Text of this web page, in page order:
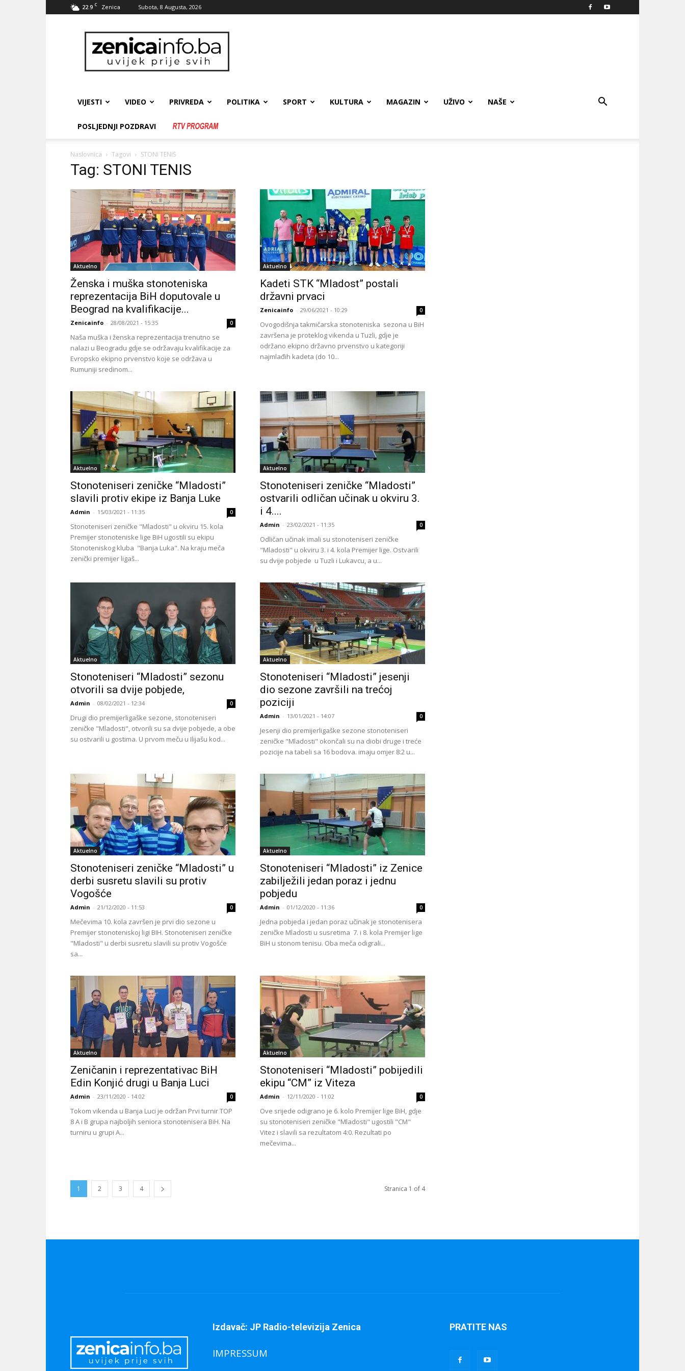
22.9 C Zenica Subota, 8 Augusta, 2026
zenicainfo.ba
VIJESTI VIDEO PRIVREDA POLITIKA SPORT KULTURA MAGAZIN UŽIVO NAŠE
POSLJEDNJI POZDRAVI
Naslovnica Tagovi STONI TENIS
Tag: STONI TENIS
Aktuelno
Ženska i muška stonoteniska
reprezentacija BiH doputovale u
Beograd na kvalifikacije...
Zenicainfo - 28/08/2021 - 15:35 0
Naša muška i ženska reprezentacija trenutno se
nalazi u Beogradu gdje se održavaju kvalifikacije za
Evropsko ekipno prvenstvo koje se održava u
Rumuniji sredinom...
Aktuelno
Kadeti STK “Mladost” postali
državni prvaci
Zenicainfo - 29/06/2021 - 10:29 0
Ovogodišnja takmičarska stonoteniska sezona u BiH
završena je proteklog vikenda u Tuzli, gdje je
održano ekipno državno prvenstvo u kategoriji
najmlađih kadeta (do 10...
Aktuelno
Stonoteniseri zeničke “Mladosti”
slavili protiv ekipe iz Banja Luke
Admin - 15/03/2021 - 11:35 0
Stonoteniseri zeničke "Mladosti" u okviru 15. kola
Premijer stonoteniske lige BiH ugostili su ekipu
Stonoteniskog kluba "Banja Luka". Na kraju meča
zenički premijer ligaš...
Aktuelno
Stonoteniseri zeničke “Mladosti”
ostvarili odličan učinak u okviru 3.
i 4....
Admin - 23/02/2021 - 11:35 0
Odličan učinak imali su stonoteniseri zeničke
"Mladosti" u okviru 3. i 4. kola Premijer lige. Ostvarili
su dvije pobjede u Tuzli i Lukavcu, a u...
Aktuelno
Stonoteniseri “Mladosti” sezonu
otvorili sa dvije pobjede,
Admin - 08/02/2021 - 12:34 0
Drugi dio premijerligaške sezone, stonoteniseri
zeničke "Mladosti", otvorili su sa dvije pobjede, a obe
su ostvarili u gostima. U prvom meču u Ilijašu kod...
Aktuelno
Stonoteniseri “Mladosti” jesenji
dio sezone završili na trećoj
poziciji
Admin - 13/01/2021 - 14:07 0
Jesenji dio premijerligaške sezone stonoteniseri
zeničke "Mladosti" okončali su na diobi druge i treće
pozicije na tabeli sa 16 bodova. imaju omjer 8:2 u...
Aktuelno
Stonoteniseri zeničke “Mladosti” u
derbi susretu slavili su protiv
Vogošće
Admin - 21/12/2020 - 11:53 0
Mečevima 10. kola završen je prvi dio sezone u
Premijer stonoteniskoj ligi BIH. Stonoteniseri zeničke
"Mladosti" u derbi susretu slavili su protiv Vogošće
sa...
Aktuelno
Stonoteniseri “Mladosti” iz Zenice
zabilježili jedan poraz i jednu
pobjedu
Admin - 01/12/2020 - 11:36 0
Jedna pobjeda i jedan poraz učinak je stonotenisera
zeničke Mladosti u susretima 7. i 8. kola Premijer lige
BiH u stonom tenisu. Oba meča odigrali...
Aktuelno
Zeničanin i reprezentativac BiH
Edin Konjić drugi u Banja Luci
Admin - 23/11/2020 - 14:02 0
Tokom vikenda u Banja Luci je održan Prvi turnir TOP
8 A i B grupa najboljih seniora stonotenisera BiH. Na
turniru u grupi A...
Aktuelno
Stonoteniseri “Mladosti” pobijedili
ekipu “CM” iz Viteza
Admin - 12/11/2020 - 11:02 0
Ove srijede odigrano je 6. kolo Premijer lige BiH, gdje
su stonoteniseri zeničke "Mladosti" ugostili "CM"
Vitez i slavili sa rezultatom 4:0. Rezultati po
mečevima...
1 2 3 4 Stranica 1 of 4
Izdavač: JP Radio-televizija Zenica
IMPRESSUM
PRATITE NAS